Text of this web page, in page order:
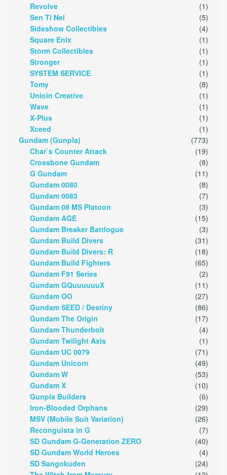
Revolve
(1)
Sen Ti Nel
(5)
Sideshow Collectibles
(4)
Square Enix
(1)
Storm Collectibles
(1)
Stronger
(1)
SYSTEM SERVICE
(1)
Tomy
(8)
Unioin Creative
(1)
Wave
(1)
X-Plus
(1)
Xceed
(1)
Gundam (Gunpla)
(773)
Char`s Counter Attack
(19)
Crossbone Gundam
(8)
G Gundam
(11)
Gundam 0080
(8)
Gundam 0083
(7)
Gundam 08 MS Platoon
(3)
Gundam AGE
(15)
Gundam Breaker Battlogue
(3)
Gundam Build Divers
(31)
Gundam Build Divers: R
(18)
Gundam Build Fighters
(65)
Gundam F91 Series
(2)
Gundam GQuuuuuuX
(11)
Gundam OO
(27)
Gundam SEED / Destiny
(86)
Gundam The Origin
(17)
Gundam Thunderbolt
(4)
Gundam Twilight Axis
(1)
Gundam UC 0079
(71)
Gundam Unicorn
(49)
Gundam W
(53)
Gundam X
(10)
Gunpla Builders
(6)
Iron-Blooded Orphans
(29)
MSV (Mobile Suit Variation)
(26)
Reconguista in G
(7)
SD Gundam G-Generation ZERO
(40)
SD Gundam World Heroes
(4)
SD Sangokuden
(24)